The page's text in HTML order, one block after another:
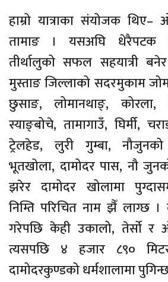
हाम्रो यात्राका संयोजक
तामाङ । यसअघि धेरैपटक
तीर्थालुको सफल सहयात्री
मुस्ताङ जिल्लाको सदरमुकाम
छुसाङ, लोमानथाङ्,
स्याङ्बोचे, तामागाउँ, घिर्मी,
ट्रेलहेड, लुरी गुम्बा, नौजुनको
भूतखोला, दामोदर पास, नौ
झरेर दामोदर खोलामा
निम्ति परिचित नाम झैँ लाग्छ ।
गरेपछि केही उकालो, तेर्सो र
त्यसपछि ४ हजार ८९०
दामोदरकुण्डको धर्मशालामा